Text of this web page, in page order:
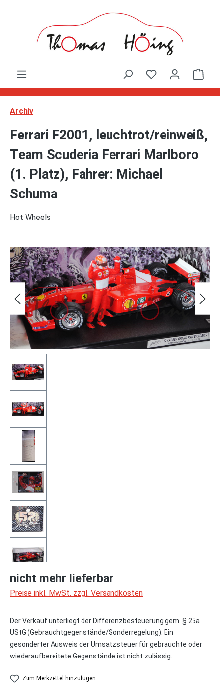
Archiv
Ferrari F2001, leuchtrot/reinweiß,
Team Scuderia Ferrari Marlboro
(1. Platz), Fahrer: Michael
Schuma
Hot Wheels
Bildergalerie überspringen
nicht mehr lieferbar
Preise inkl. MwSt. zzgl. Versandkosten
Der Verkauf unterliegt der Differenzbesteuerung gem. § 25a
UStG (Gebrauchtgegenstände/Sonderregelung). Ein
gesonderter Ausweis der Umsatzsteuer für gebrauchte oder
wiederaufbereitete Gegenstände ist nicht zulässig.
Zum Merkzettel hinzufügen